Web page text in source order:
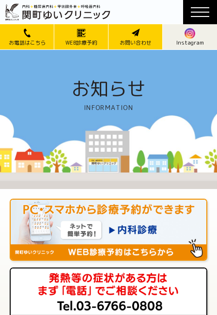
お電話はこちら WEB診療予約 お問い合わせ Instagram
お知らせ
INFORMATION